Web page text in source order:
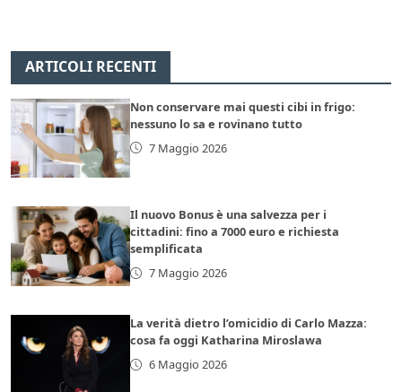
ARTICOLI RECENTI
Non conservare mai questi cibi in frigo:
nessuno lo sa e rovinano tutto
7 Maggio 2026
Il nuovo Bonus è una salvezza per i
cittadini: fino a 7000 euro e richiesta
semplificata
7 Maggio 2026
La verità dietro l’omicidio di Carlo Mazza:
cosa fa oggi Katharina Miroslawa
6 Maggio 2026